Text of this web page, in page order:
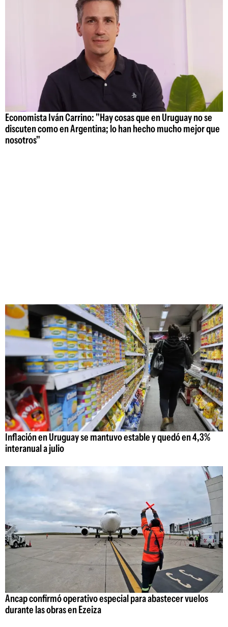
Economista Iván Carrino: "Hay cosas que en Uruguay no se
discuten como en Argentina; lo han hecho mucho mejor que
nosotros"
Inflación en Uruguay se mantuvo estable y quedó en 4,3%
interanual a julio
Ancap confirmó operativo especial para abastecer vuelos
durante las obras en Ezeiza